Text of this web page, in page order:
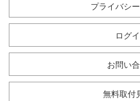
プライバシ
ログ
お問い
無料取付